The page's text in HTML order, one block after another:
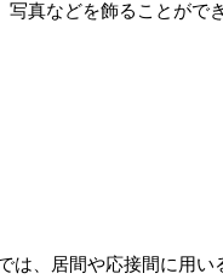
写真などを飾ることがで
は、居間や応接間に用い